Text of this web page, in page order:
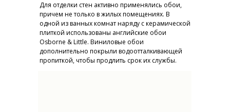
Для отделки стен активно применялись обои,
причем не только в жилых помещениях. В
одной из ванных комнат наряду с керамической
плиткой использованы английские обои
Osborne & Little. Виниловые обои
дополнительно покрыли водоотталкивающей
пропиткой, чтобы продлить срок их службы.